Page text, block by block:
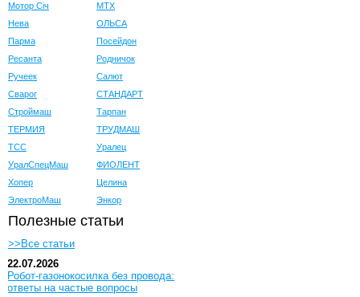
Мотор Сiч
МТХ
Нева
ОЛЬСА
Парма
Посейдон
Ресанта
Родничок
Ручеек
Салют
Сварог
СТАНДАРТ
Строймаш
Тарпан
ТЕРМИЯ
ТРУДМАШ
ТСС
Уралец
УралСпецМаш
ФИОЛЕНТ
Хопер
Целина
ЭлектроМаш
Энкор
Полезные статьи
>>Все статьи
22.07.2026
Робот-газонокосилка без провода:
ответы на частые вопросы